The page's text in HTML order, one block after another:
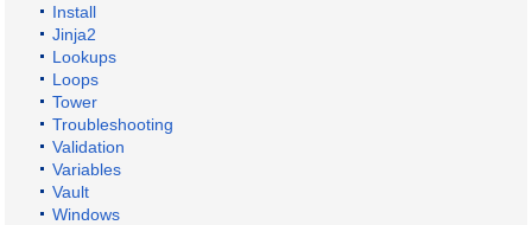
Install
Jinja2
Lookups
Loops
Tower
Troubleshooting
Validation
Variables
Vault
Windows